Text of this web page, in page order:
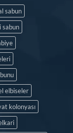
sabun
sabun
elbiseler
kolonyası